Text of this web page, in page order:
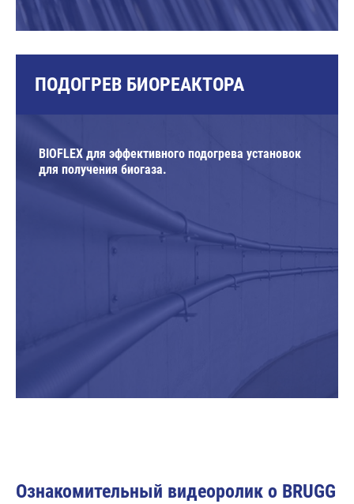
ПОДОГРЕВ БИОРЕАКТОРА
BIOFLEX для эффективного подогрева установок
для получения биогаза.
Ознакомительный видеоролик о BRUGG